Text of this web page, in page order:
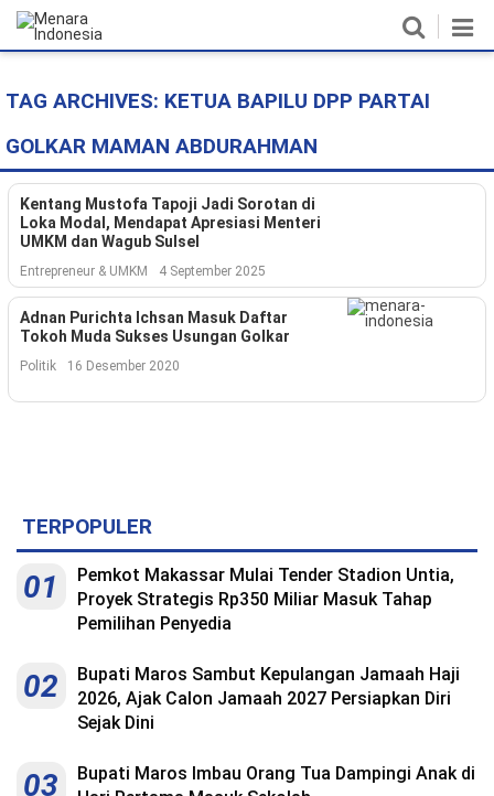
Home
Nasional
Politik
Metro
Daerah
Ekonomi
Lingkungan
Olahraga
TAG ARCHIVES: KETUA BAPILU DPP PARTAI
GOLKAR MAMAN ABDURAHMAN
Kentang Mustofa Tapoji Jadi Sorotan di
Loka Modal, Mendapat Apresiasi Menteri
UMKM dan Wagub Sulsel
Entrepreneur & UMKM 4 September 2025
Adnan Purichta Ichsan Masuk Daftar
Tokoh Muda Sukses Usungan Golkar
Politik 16 Desember 2020
TERPOPULER
01
Pemkot Makassar Mulai Tender Stadion Untia,
Proyek Strategis Rp350 Miliar Masuk Tahap
Pemilihan Penyedia
02
Bupati Maros Sambut Kepulangan Jamaah Haji
2026, Ajak Calon Jamaah 2027 Persiapkan Diri
Sejak Dini
03
Bupati Maros Imbau Orang Tua Dampingi Anak di